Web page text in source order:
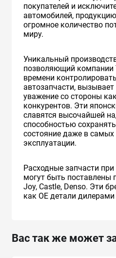
покупателей и
автомобилей,
огромное количество
миру.
Уникальный
позволяющий компании
времени
автозапчасти,
уважение со стороны
конкурентов. Эти
славятся высочайшей
способностью
состояние даже в самых
эксплуатации.
Расходные запчасти
могут быть поставлены
Joy, Castle, Denso. Эти
как ОЕ детали
Вас так же может